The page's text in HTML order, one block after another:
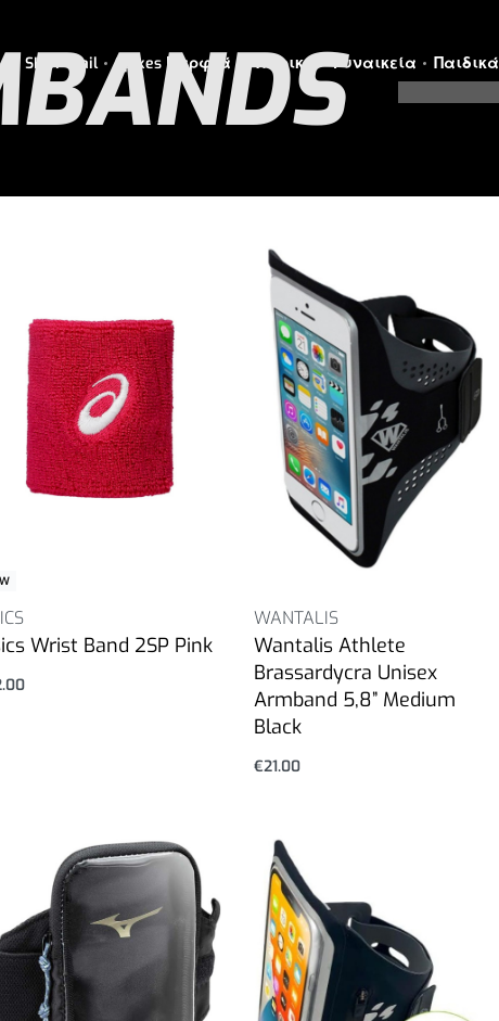
SHOPTrail Spikes Καρφιά Ανδρικά Γυναικεία Παιδικά
Wrist Band 2SP Pink
WANTALIS
Wantalis Athlete
Brassardycra Unisex
Armband 5,8” Medium
Black
€21.00